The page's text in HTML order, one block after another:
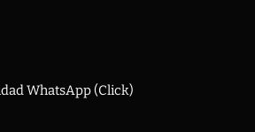
WhatsApp (Click)